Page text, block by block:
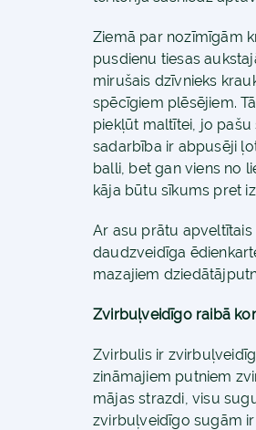
Ziemā par nozīmīgām
pusdienu tiesas
mirušais dzīvnieks
spēcīgiem plēsējiem.
piekļūt maltītei, jo
sadarbība ir abpusēji
balli, bet gan viens no
kāja būtu sīkums pret
Ar asu prātu
daudzveidīga
mazajiem
Zvirbuļveidīgo raibā
Zvirbulis ir
zināmajiem putniem
mājas strazdi, visu
zvirbuļveidīgo sugām